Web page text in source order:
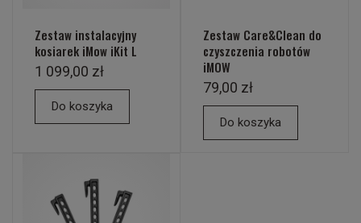
Zestaw instalacyjny
kosiarek iMow iKit L
1 099,00 zł
Do koszyka
Zestaw Care&Clean do
czyszczenia robotów
iMOW
79,00 zł
Do koszyka